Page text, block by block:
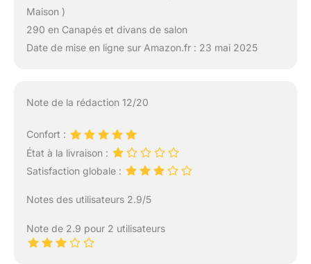
Maison )
290 en Canapés et divans de salon
Date de mise en ligne sur Amazon.fr : 23 mai 2025
Note de la rédaction 12/20
Confort :
État à la livraison :
Satisfaction globale :
Notes des utilisateurs 2.9/5
Note de 2.9 pour 2 utilisateurs